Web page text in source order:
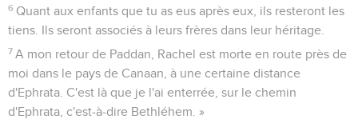
6 Quant aux enfants que tu as eus après eux, ils resteront les
tiens. Ils seront associés à leurs frères dans leur héritage.
7 A mon retour de Paddan, Rachel est morte en route près de
moi dans le pays de Canaan, à une certaine distance
d'Ephrata. C'est là que je l'ai enterrée, sur le chemin
d'Ephrata, c'est-à-dire Bethléhem. »